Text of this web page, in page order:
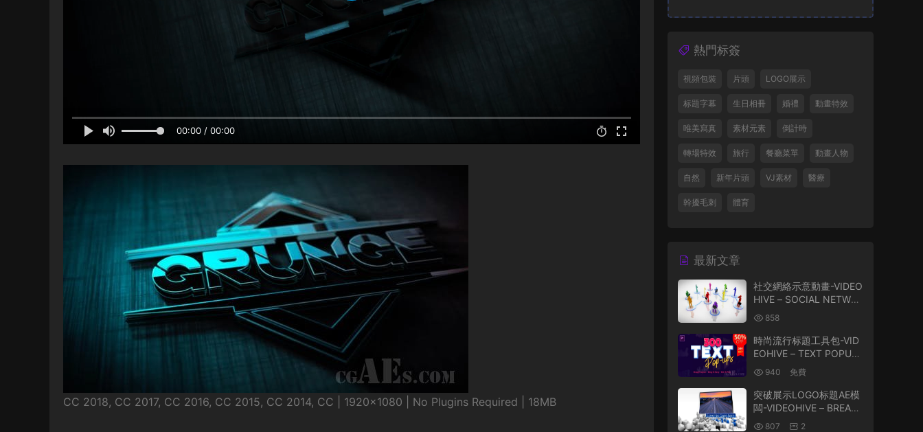
00:00 / 00:00
CC 2018, CC 2017, CC 2016, CC 2015, CC 2014, CC | 1920×1080 | No Plugins Required | 18MB
熱門标簽
視頻包裝 片頭 LOGO展示
标題字幕 生日相冊 婚禮 動畫特效
唯美寫真 素材元素 倒計時
轉場特效 旅行 餐廳菜單 動畫人物
自然 新年片頭 VJ素材 醫療
幹擾毛刺 體育
最新文章
社交網絡示意動畫-VIDEO
HIVE – SOCIAL NETWO
RK 39483559
858
時尚流行标題工具包-VID
EOHIVE – TEXT POPUP
S 24372597 V3.1
940 免費
突破展示LOGO标題AE模
闆-VIDEOHIVE – BREAK
TROUGH 161684
807 2